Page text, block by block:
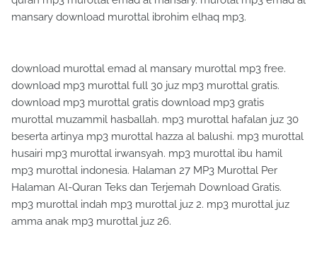
mansary download murottal ibrohim elhaq mp3.
download murottal emad al mansary murottal mp3 free.
download mp3 murottal full 30 juz mp3 murottal gratis.
download mp3 murottal gratis download mp3 gratis
murottal muzammil hasballah. mp3 murottal hafalan juz 30
beserta artinya mp3 murottal hazza al balushi. mp3 murottal
husairi mp3 murottal irwansyah. mp3 murottal ibu hamil
mp3 murottal indonesia. Halaman 27 MP3 Murottal Per
Halaman Al-Quran Teks dan Terjemah Download Gratis.
mp3 murottal indah mp3 murottal juz 2. mp3 murottal juz
amma anak mp3 murottal juz 26.